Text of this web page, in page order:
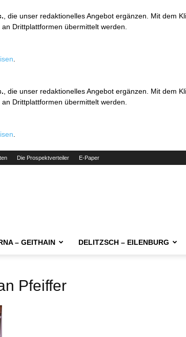
, die unser redaktionelles Angebot ergänzen. Mit dem
Drittplattformen übermittelt werden.
, die unser redaktionelles Angebot ergänzen. Mit dem
Drittplattformen übermittelt werden.
Die Prospektverteiler E-Paper
– GEITHAIN DELITZSCH – EILENBURG
Pfeiffer